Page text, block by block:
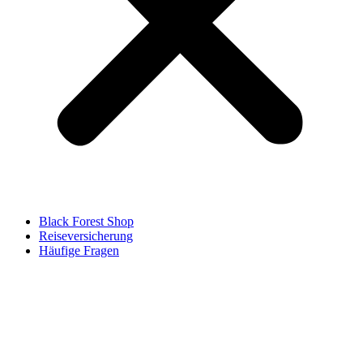
Black Forest Shop
Reiseversicherung
Häufige Fragen